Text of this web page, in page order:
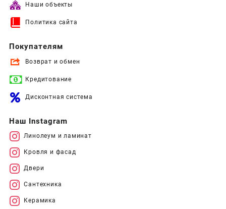
Наши объекты
Политика сайта
Покупателям
Возврат и обмен
Кредитование
Дисконтная система
Наш Instagram
Линолеум и ламинат
Кровля и фасад
Двери
Сантехника
Керамика